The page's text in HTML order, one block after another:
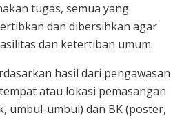
tugas, semua yang
dan dibersihkan agar
dan ketertiban umum.
hasil dari pengawasan
atau lokasi pemasangan
umbul-umbul) dan BK (poster,